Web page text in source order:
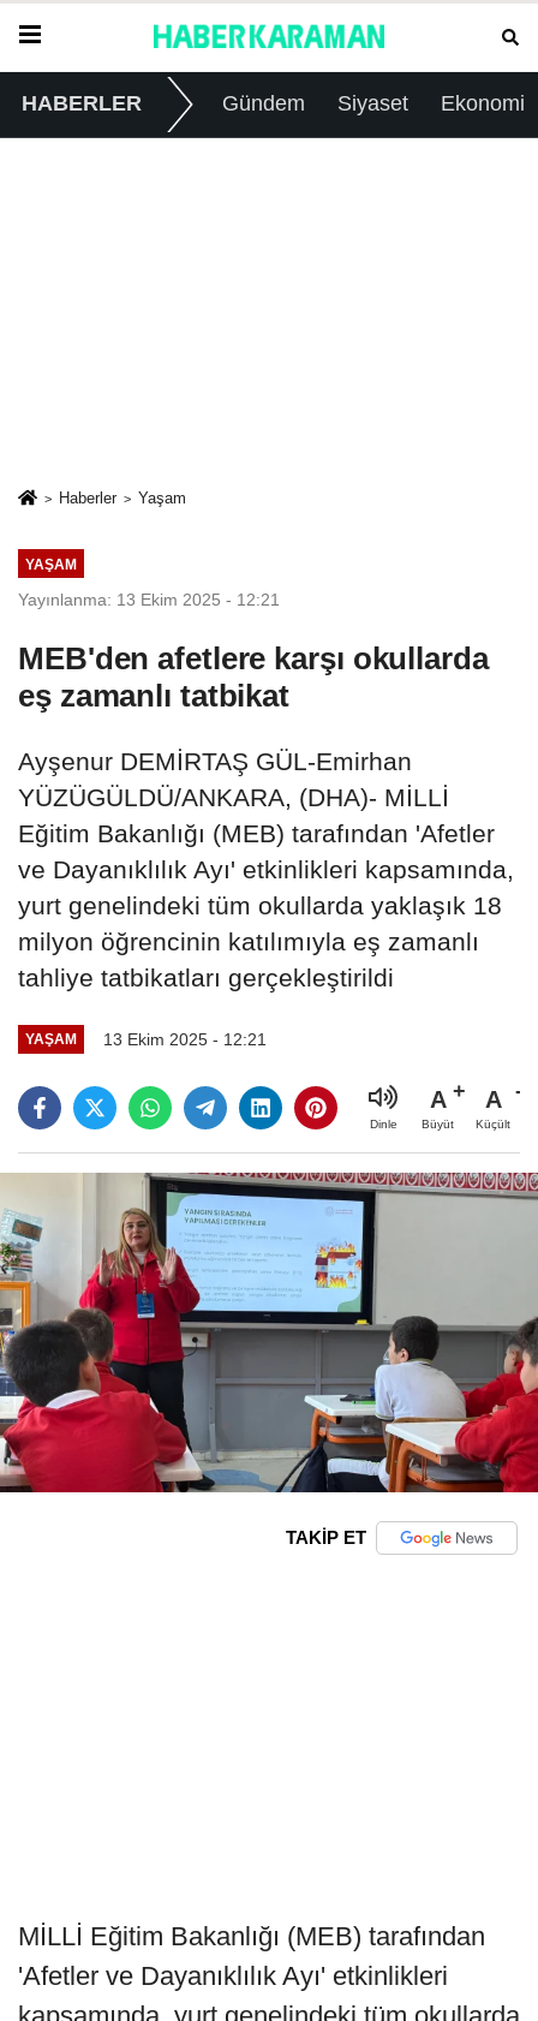
HABERLER Gündem Siyaset Ekonomi
Haberler Yaşam
YAŞAM
Yayınlanma: 13 Ekim 2025 - 12:21
MEB'den afetlere karşı okullarda
eş zamanlı tatbikat
Ayşenur DEMİRTAŞ GÜL-Emirhan
YÜZÜGÜLDÜ/ANKARA, (DHA)- MİLLİ
Eğitim Bakanlığı (MEB) tarafından 'Afetler
ve Dayanıklılık Ayı' etkinlikleri kapsamında,
yurt genelindeki tüm okullarda yaklaşık 18
milyon öğrencinin katılımıyla eş zamanlı
tahliye tatbikatları gerçekleştirildi
YAŞAM 13 Ekim 2025 - 12:21
Dinle
A
Büyüt
A
Küçült
TAKİP ET
MİLLİ Eğitim Bakanlığı (MEB) tarafından
'Afetler ve Dayanıklılık Ayı' etkinlikleri